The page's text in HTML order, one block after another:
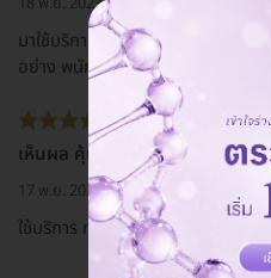
มาใช้บริการบริการครั้งแรก ที่สาขา
อย่าง พนักงานใส่ใจและให้ข้อมูลเป็น
เห็นผล คุ้มค่า
17 พ.ย. 2023
ใช้บริการ mask รักษาสิว ร่วมกับฉ